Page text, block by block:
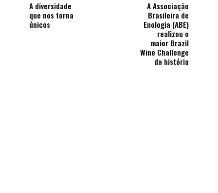
A diversidade
que nos torna
únicos
A Associação
Brasileira de
Enologia (ABE)
realizou o
maior Brazil
Wine Challenge
da história